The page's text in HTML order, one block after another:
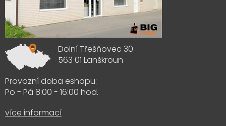
Dolní Třešňovec 30
563 01 Lanškroun
Provozní doba eshopu:
Po - Pá 8:00 - 16:00 hod.
více informací